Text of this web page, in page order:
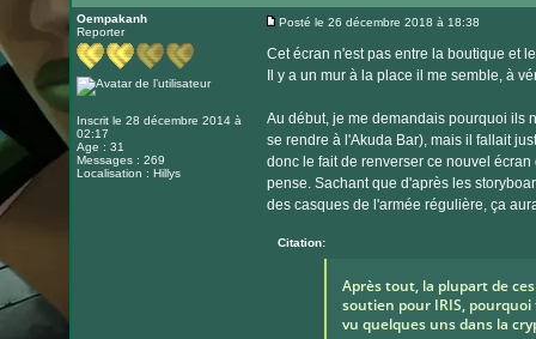
le
internet
Oempakanh
Reporter
Inscrit le 28 décembre 2014 à
02:17
Age : 31
Messages : 269
Localisation : Hillys
Posté le 26 décembre 2018 à 18:38
Cet écran n'est pas entre la boutique et
Il y a un mur à la place il me semble, à
Au début, je me demandais pourquoi ils
se rendre à l'Akuda Bar), mais il fallait
donc le fait de renverser ce nouvel
pense. Sachant que d'après les
des casques de l'armée régulière, ça
Citation:
Après tout, la plupart de
soutien pour IRIS,
vu quelques uns dans la